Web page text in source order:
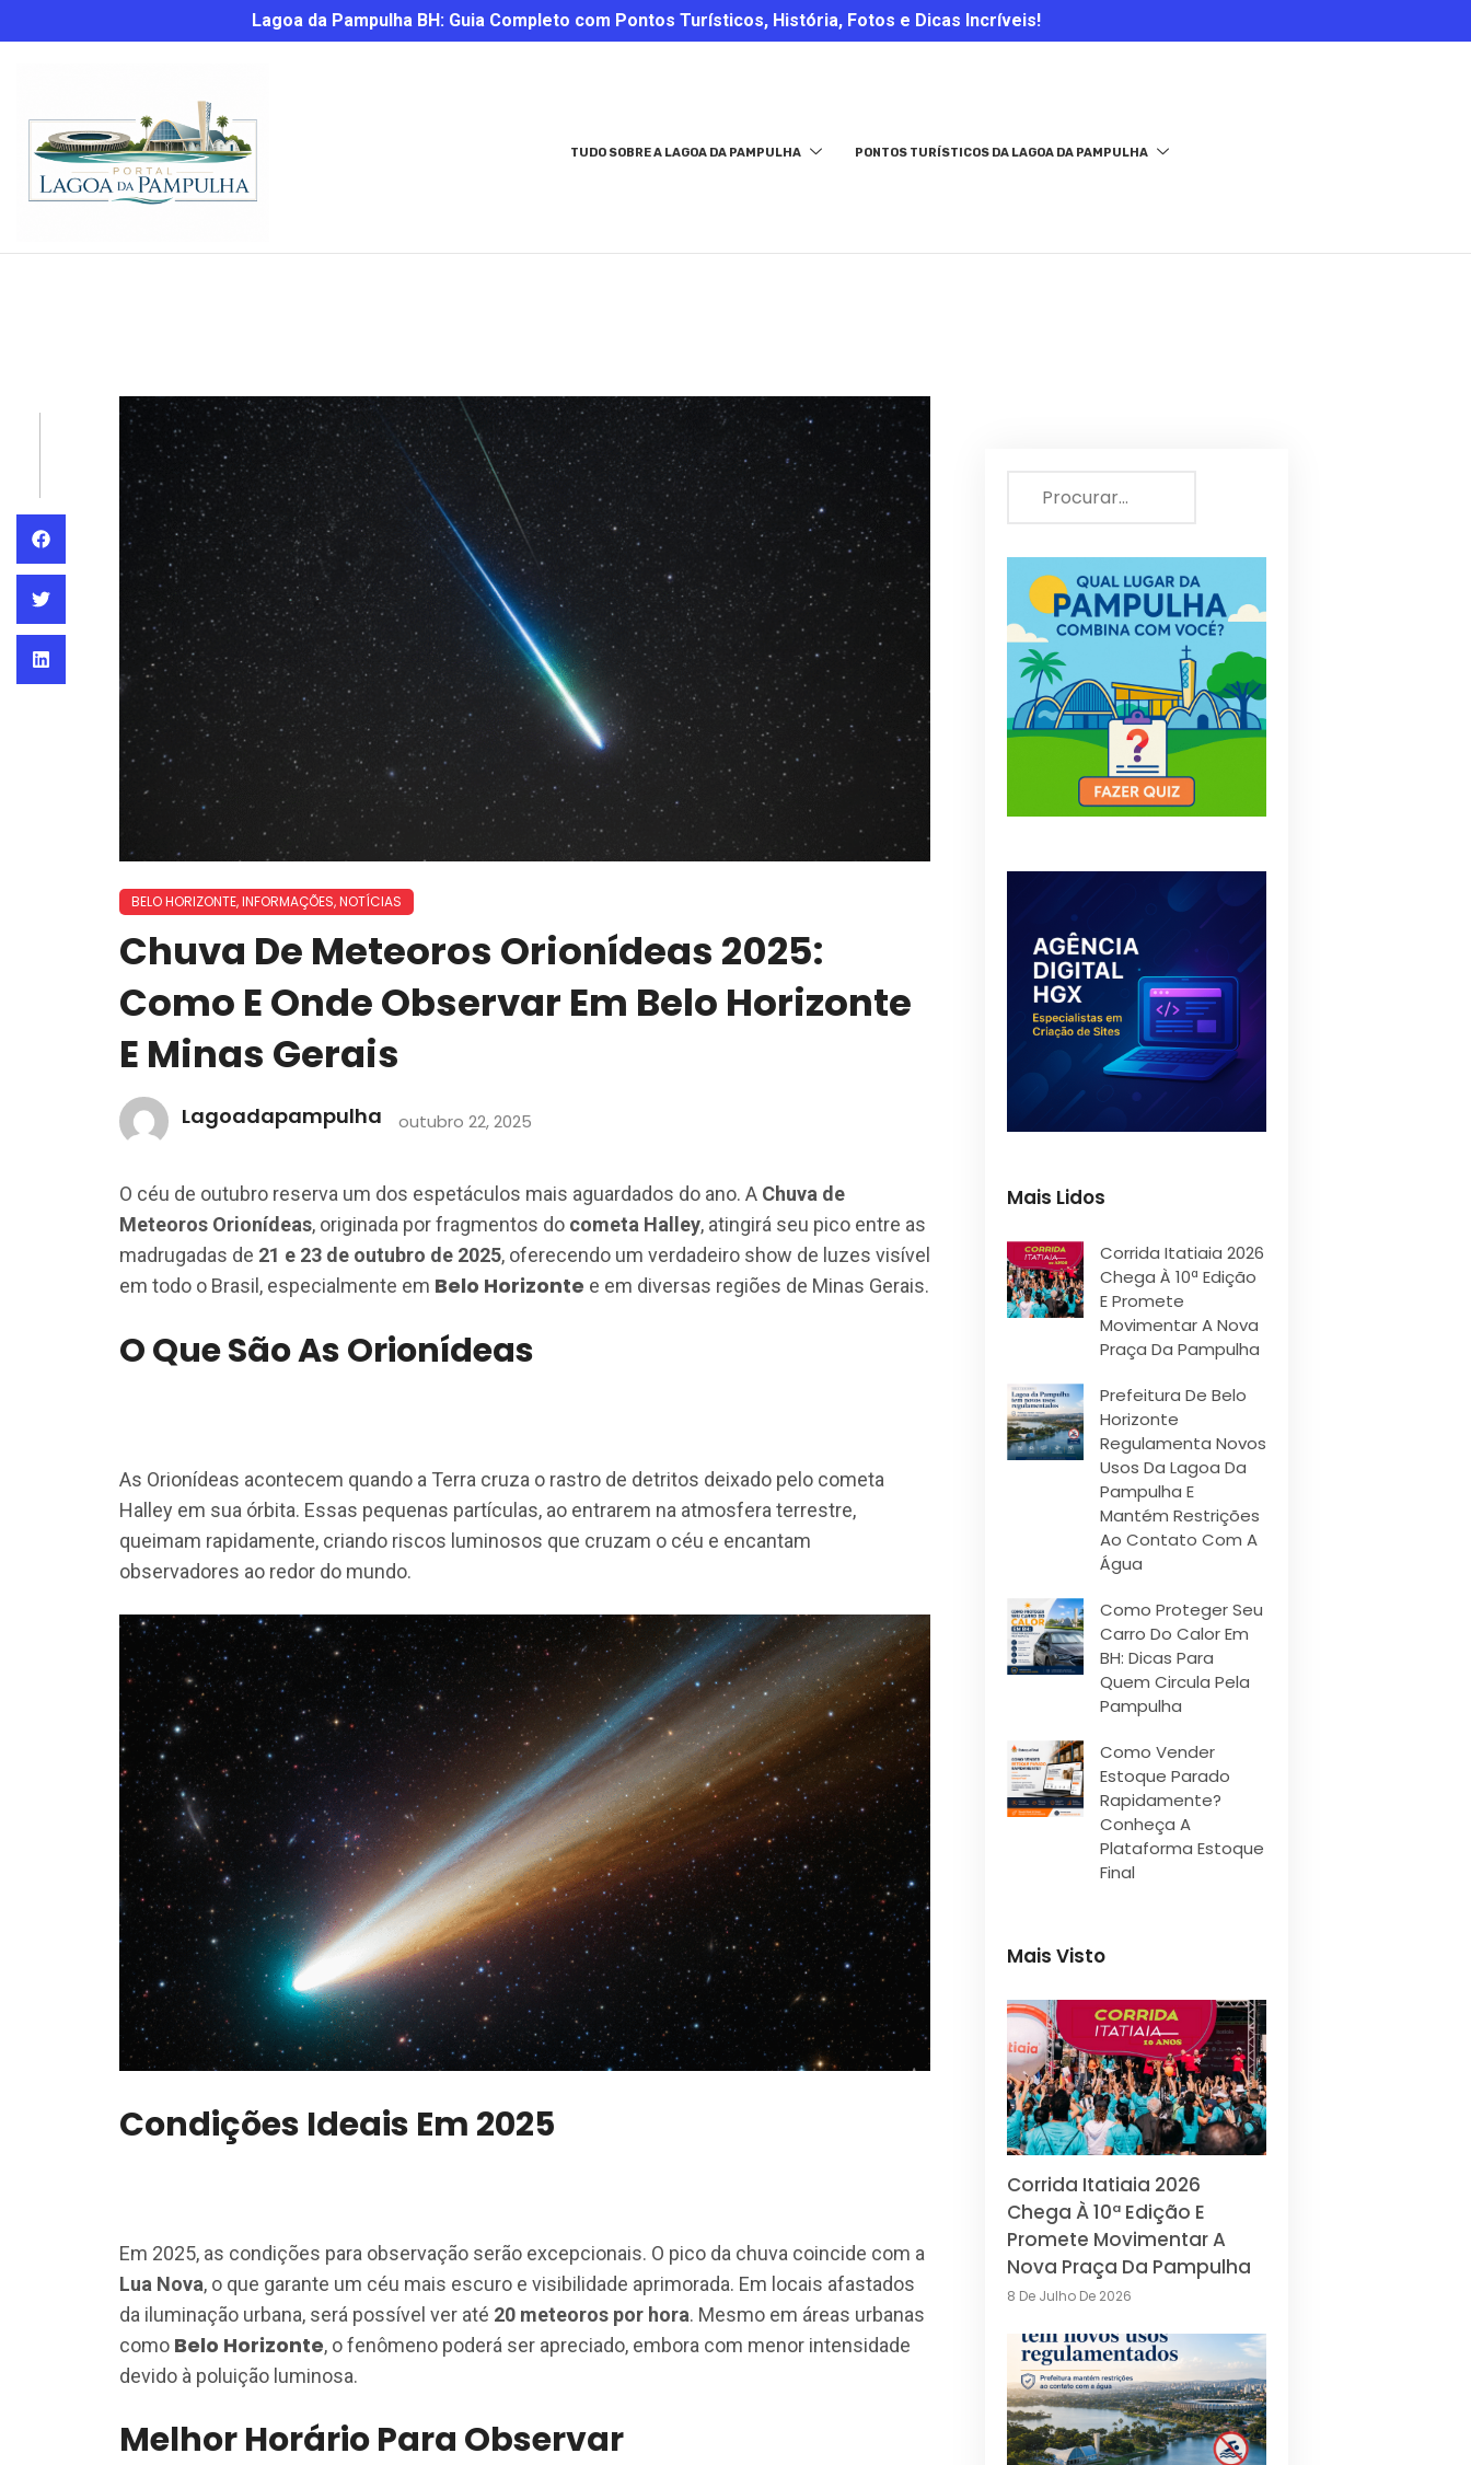
Lagoa da Pampulha BH: Guia Completo com Pontos Turísticos, História, Fotos e Dicas Incríveis!
TUDO SOBRE A LAGOA DA PAMPULHA PONTOS TURÍSTICOS DA LAGOA DA PAMPULHA
BELO HORIZONTE,INFORMAÇÕES,NOTÍCIAS
Chuva De Meteoros Orionídeas 2025:
Como E Onde Observar Em Belo Horizonte
E Minas Gerais
Lagoadapampulha outubro 22, 2025
O céu de outubro reserva um dos espetáculos mais aguardados do ano. A Chuva de
Meteoros Orionídeas, originada por fragmentos do cometa Halley, atingirá seu pico entre as
madrugadas de 21 e 23 de outubro de 2025, oferecendo um verdadeiro show de luzes visível
em todo o Brasil, especialmente em Belo Horizonte e em diversas regiões de Minas Gerais.
O Que São As Orionídeas
As Orionídeas acontecem quando a Terra cruza o rastro de detritos deixado pelo cometa
Halley em sua órbita. Essas pequenas partículas, ao entrarem na atmosfera terrestre,
queimam rapidamente, criando riscos luminosos que cruzam o céu e encantam
observadores ao redor do mundo.
Condições Ideais Em 2025
Em 2025, as condições para observação serão excepcionais. O pico da chuva coincide com a
Lua Nova, o que garante um céu mais escuro e visibilidade aprimorada. Em locais afastados
da iluminação urbana, será possível ver até 20 meteoros por hora. Mesmo em áreas urbanas
como Belo Horizonte, o fenômeno poderá ser apreciado, embora com menor intensidade
devido à poluição luminosa.
Melhor Horário Para Observar
Mais Lidos
Corrida Itatiaia 2026
Chega À 10ª Edição
E Promete
Movimentar A Nova
Praça Da Pampulha
Prefeitura De Belo
Horizonte
Regulamenta Novos
Usos Da Lagoa Da
Pampulha E
Mantém Restrições
Ao Contato Com A
Água
Como Proteger Seu
Carro Do Calor Em
BH: Dicas Para
Quem Circula Pela
Pampulha
Como Vender
Estoque Parado
Rapidamente?
Conheça A
Plataforma Estoque
Final
Mais Visto
Corrida Itatiaia 2026
Chega À 10ª Edição E
Promete Movimentar A
Nova Praça Da Pampulha
8 De Julho De 2026